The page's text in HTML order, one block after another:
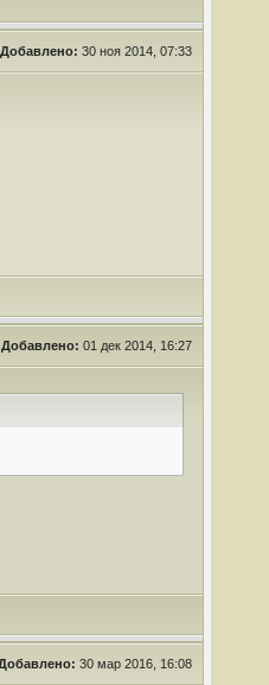
Добавлено: 30 ноя 2014, 07:33
Добавлено: 01 дек 2014, 16:27
30 мар 2016, 16:08